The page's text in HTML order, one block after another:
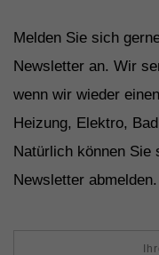
Melden Sie sich
Newsletter an. Wir
wenn wir wieder
Heizung, Elektro,
Natürlich können
Newsletter abmelden.